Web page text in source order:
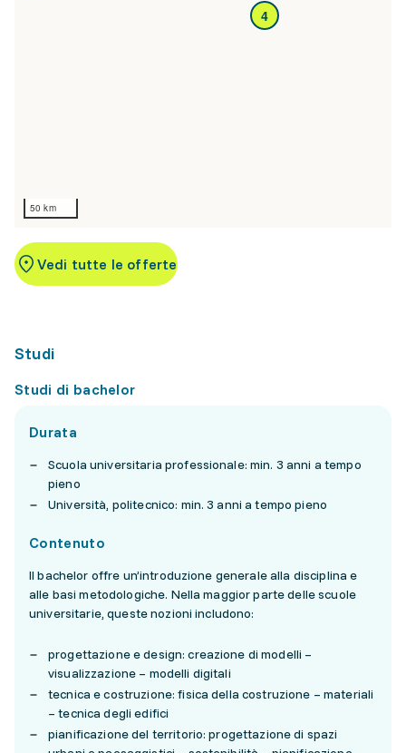
4
50 km
Vedi tutte le offerte
Studi
Studi di bachelor
Durata
Scuola universitaria professionale: min. 3 anni a tempo
pieno
Università, politecnico: min. 3 anni a tempo pieno
Contenuto
Il bachelor offre un’introduzione generale alla disciplina e
alle basi metodologiche. Nella maggior parte delle scuole
universitarie, queste nozioni includono:
progettazione e design: creazione di modelli –
visualizzazione – modelli digitali
tecnica e costruzione: fisica della costruzione – materiali
– tecnica degli edifici
pianificazione del territorio: progettazione di spazi